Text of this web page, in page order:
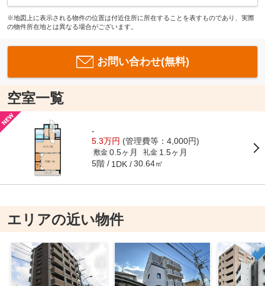
※地図上に表示される物件の位置は付近住所に所在することを表すものであり、実際
の物件所在地とは異なる場合がございます。
お問い合わせ(無料)
空室一覧
-
5.3万円 (管理費等：4,000円)
敷金 0.5ヶ月 礼金 1.5ヶ月
5階 1DK 30.64㎡
エリアの近い物件